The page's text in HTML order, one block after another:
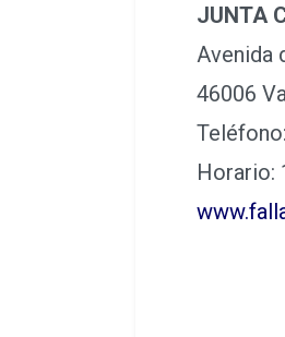
JUNTA
Avenida
46006
Horario: